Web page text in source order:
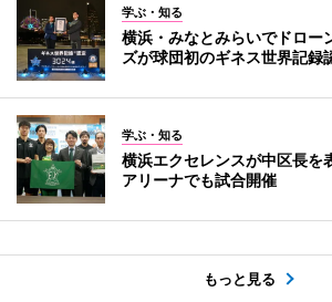
学ぶ・知る
横浜・みなとみらいでドロ
ズが球団初のギネス世界記録
学ぶ・知る
横浜エクセレンスが中区長
アリーナでも試合開催
もっと見る